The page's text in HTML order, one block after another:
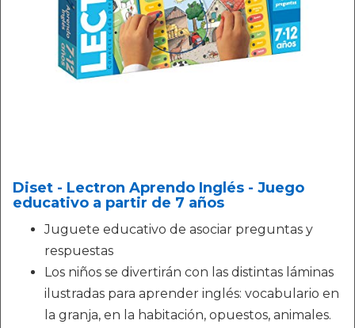
Diset - Lectron Aprendo Inglés - Juego
educativo a partir de 7 años
Juguete educativo de asociar preguntas y
respuestas
Los niños se divertirán con las distintas láminas
ilustradas para aprender inglés: vocabulario en
la granja, en la habitación, opuestos, animales.